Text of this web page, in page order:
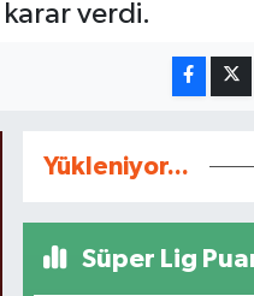
verdi.
Yükleniyor...
Süper Lig